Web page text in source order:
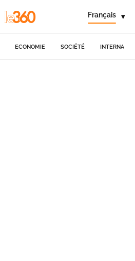
Français ▾
ECONOMIE SOCIÉTÉ